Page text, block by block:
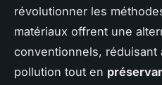
révolutionner les
matériaux offrent une
conventionnels, réduisant
pollution tout en